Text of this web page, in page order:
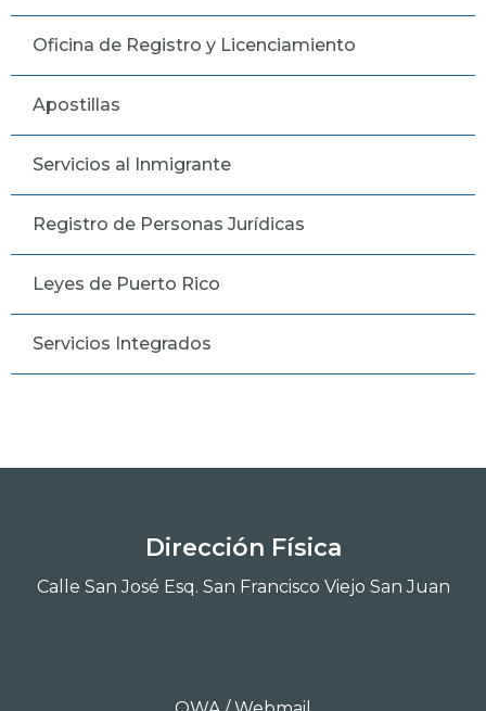
Oficina de Registro y Licenciamiento
Apostillas
Servicios al Inmigrante
Registro de Personas Jurídicas
Leyes de Puerto Rico
Servicios Integrados
Dirección Física
Calle San José Esq. San Francisco Viejo San Juan